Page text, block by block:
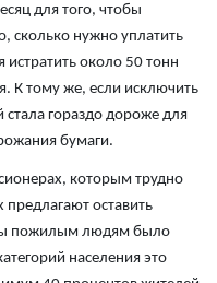
для того, чтобы
сколько нужно уплатить
около 50 тонн
К тому же, если исключить
стала гораздо дороже для
бумаги.
которым трудно
предлагают оставить
пожилым людям было
населения это